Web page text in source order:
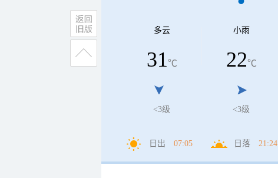
多云
31℃
<3级
小雨
22℃
<3级
日出 07:05 日落 21:24